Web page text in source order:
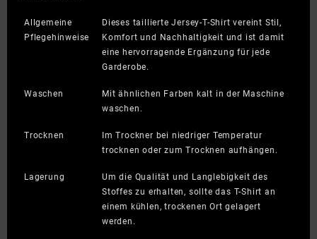
Allgemeine
Pflegehinweise
Dieses taillierte Jersey-T-Shirt vereint Stil,
Komfort und Nachhaltigkeit und ist damit
eine hervorragende Ergänzung für jede
Garderobe.
Waschen
Mit ähnlichen Farben kalt in der Maschine
waschen.
Trocknen
Im Trockner bei niedriger Temperatur
trocknen oder zum Trocknen aufhängen.
Lagerung
Um die Qualität und Langlebigkeit des
Stoffes zu erhalten, sollte das T-Shirt an
einem kühlen, trockenen Ort gelagert
werden.